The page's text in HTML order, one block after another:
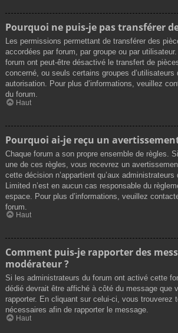
Pourquoi ne puis-je pas transférer
Les permissions permettant de transférer des
accordées par forum, par groupe ou par
forum ont peut-être désactivé le transfert de
concerné, ou seuls certains groupes d’utilisateurs
autorisation. Pour plus d’informations, veuillez
du forum.
Haut
Pourquoi ai-je reçu un
Chaque forum a son propre ensemble de règles.
une de ces règles, vous recevrez un
cette décision n’appartient qu’aux
Limited n’est en aucun cas responsable du
espace. Pour plus d’informations, veuillez
forum.
Haut
Comment puis-je rapporter des
modérateur ?
Si les administrateurs du forum ont activé cette
dédié devrait être affiché à côté du message que
rapporter. En cliquant sur celui-ci, vous trouverez
nécessaires afin de rapporter le message.
Haut